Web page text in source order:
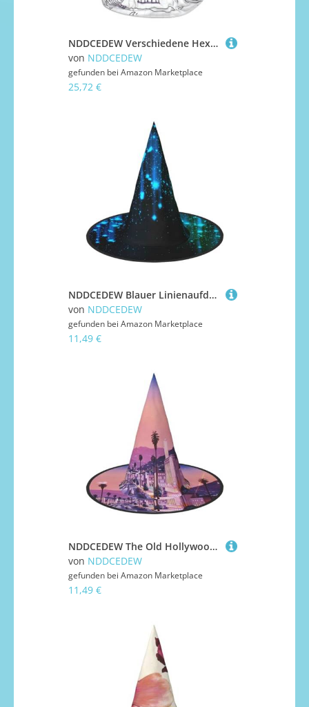
NDDCEDEW Verschiedene Hexenausrüstung, bedruckter Kapuzenumhang für Jugendliche, bodenlanger Kapuzenumhang
von NDDCEDEW
gefunden bei Amazon Marketplace
25,72 €
NDDCEDEW Blauer Linienaufdruck, Halloween-Hüte, Hexen-Zauberer-Hüte für Feste, Cosplay
von NDDCEDEW
gefunden bei Amazon Marketplace
11,49 €
NDDCEDEW The Old Hollywood Print Halloween Hats Witch Wizard Hats For Festivities Cosplay
von NDDCEDEW
gefunden bei Amazon Marketplace
11,49 €